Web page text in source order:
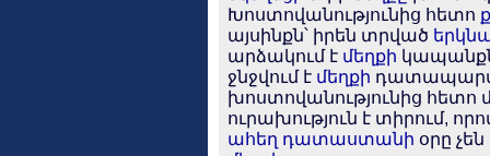
Խոստովանությունից հետո
այսինքն՝ իրեն տրված
արձակում է մեղքի
ջնջվում է մեղքի
խոստովանությունից հետո
ուրախություն է տիրում,
ահեղ դատաստանի օրը